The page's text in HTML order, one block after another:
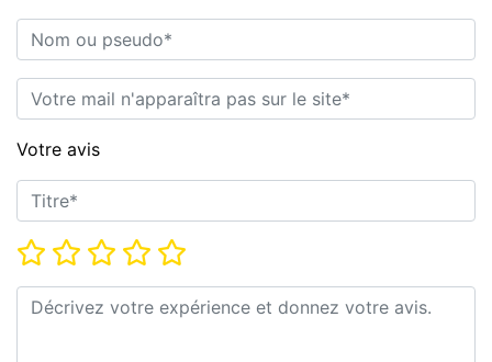
Nom ou pseudo*
E-mail*
Votre avis
Titre*
Note*
Commentaire*